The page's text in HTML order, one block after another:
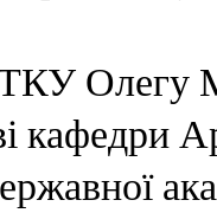
Олегу
кафедри